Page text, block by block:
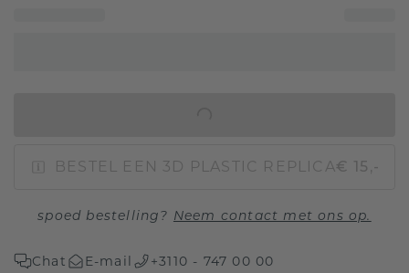
BESTEL EEN 3D PLASTIC REPLICA€ 15,-
spoed bestelling? Neem contact met ons op.
Chat E-mail +3110 - 747 00 00